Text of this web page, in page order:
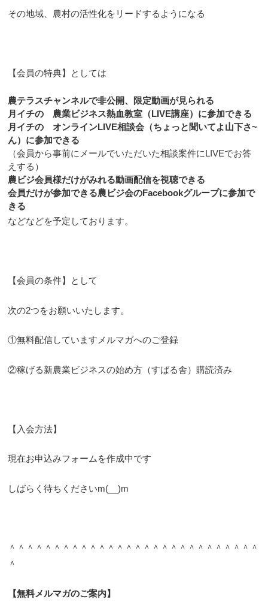
その地域、農村の活性化をリードするようになる
【会員の特典】としては
農テラスチャンネルで非公開、限定動画が見られる
月イチの 農業ビジネス熱血教室（LIVE講座）に参加できる
月イチの オンラインLIVE相談会（ちょっと聞いてよ山下さ~
ん）に参加できる
（会員から事前にメールでいただいた相談案件にLIVEでお答
えする）
農ビジ会員様だけがみれる動画配信を視聴できる
会員だけが参加できる農ビジ会のFacebookグループに参加で
きる
などなどを予定しております。
【会員の条件】として
次の2つをお願いいたします。
①無料配信していますメルマガへのご登録
②稼げる新農業ビジネスの始め方（すばる舎）購読済み
【入会方法】
現在お申込みフォームを作成中です
しばらく待ちくださいm(__)m
＾＾＾＾＾＾＾＾＾＾＾＾＾＾＾＾＾＾＾＾＾＾＾＾＾＾＾＾
＾
【無料メルマガのご案内】